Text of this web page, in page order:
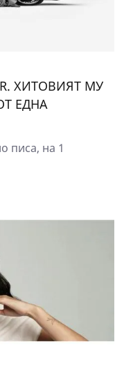
ХИТОВИЯТ МУ
ЕДНА
писа, на 1